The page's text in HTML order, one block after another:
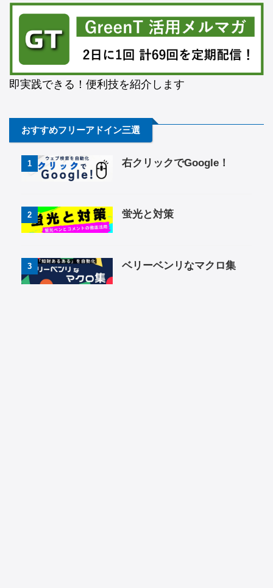
即実践できる！便利技を紹介します
おすすめフリーアドイン三選
1 右クリックでGoogle！
2 蛍光と対策
3 ベリーベンリなマクロ集